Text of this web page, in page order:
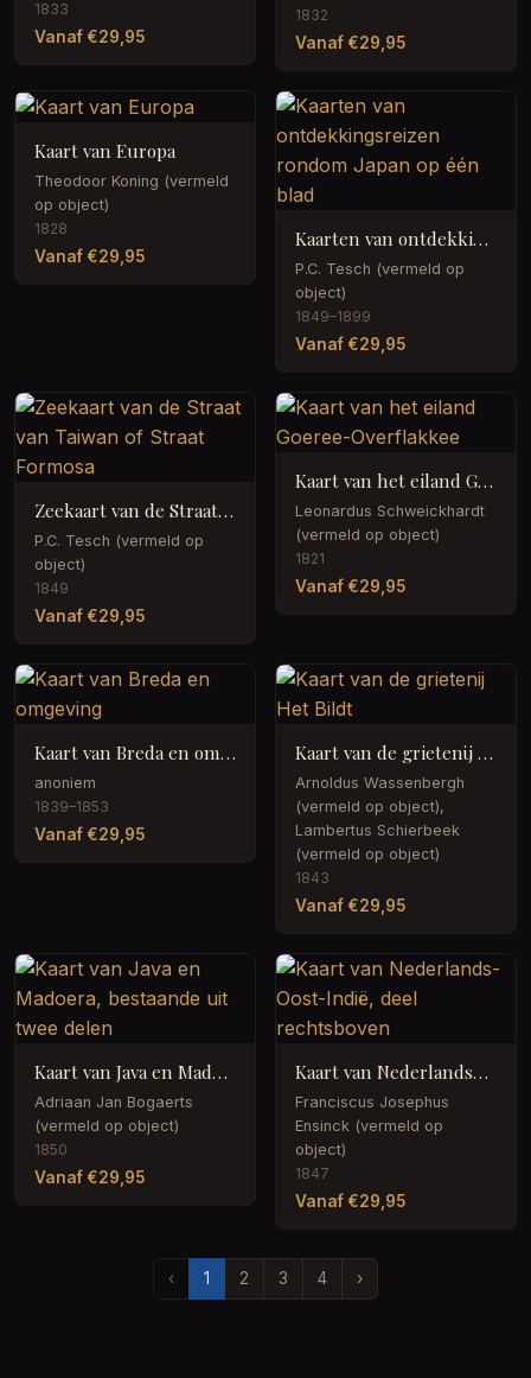
1833
Vanaf €29,95
1832
Vanaf €29,95
Kaart van Europa
Theodoor Koning (vermeld
op object)
1828
Vanaf €29,95
Kaarten van ontdekkingsreizen rondom Japan op één blad
P.C. Tesch (vermeld op
object)
1849–1899
Vanaf €29,95
Zeekaart van de Straat van Taiwan of Straat Formosa
P.C. Tesch (vermeld op
object)
1849
Vanaf €29,95
Kaart van het eiland Goeree-Overflakkee
Leonardus Schweickhardt
(vermeld op object)
1821
Vanaf €29,95
Kaart van Breda en omgeving
anoniem
1839–1853
Vanaf €29,95
Kaart van de grietenij Het Bildt
Arnoldus Wassenbergh
(vermeld op object),
Lambertus Schierbeek
(vermeld op object)
1843
Vanaf €29,95
Kaart van Java en Madoera, bestaande uit twee delen
Adriaan Jan Bogaerts
(vermeld op object)
1850
Vanaf €29,95
Kaart van Nederlands-Oost-Indië, deel rechtsboven
Franciscus Josephus
Ensinck (vermeld op
object)
1847
Vanaf €29,95
‹ 1 2 3 4 ›